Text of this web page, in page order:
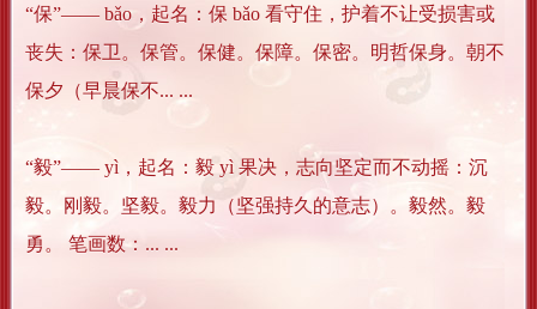
“保”―― bǎo，起名：保 bǎo 看守住，护着不让受损害或
丧失：保卫。保管。保健。保障。保密。明哲保身。朝不
保夕（早晨保不... ...
“毅”―― yì，起名：毅 yì 果决，志向坚定而不动摇：沉
毅。刚毅。坚毅。毅力（坚强持久的意志）。毅然。毅
勇。 笔画数：... ...